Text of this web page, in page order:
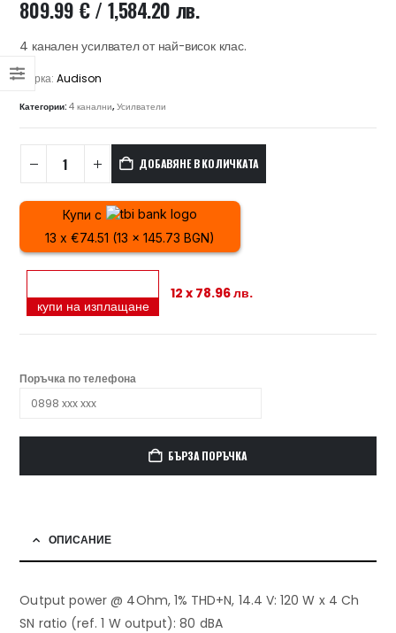
809.99 €/ 1,584.20 лв.
4 канален усилвател от най-висок клас.
Марка:Audison
Категории:4 канални,Усилватели
ДОБАВЯНЕ В КОЛИЧКАТА
Купи с
13 x €74.51 (13 x 145.73 BGN)
купи на изплащане
12 x 78.96 лв.
Поръчка по телефона
БЪРЗА ПОРЪЧКА
ОПИСАНИЕ
Output power @ 4Ohm, 1% THD+N, 14.4 V: 120 W x 4 Ch
SN ratio (ref. 1 W output): 80 dBA